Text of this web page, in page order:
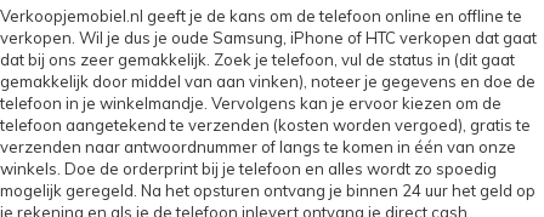
Verkoopjemobiel.nl geeft je de kans om de telefoon online en offline te
verkopen. Wil je dus je oude Samsung, iPhone of HTC verkopen dat gaat
dat bij ons zeer gemakkelijk. Zoek je telefoon, vul de status in (dit gaat
gemakkelijk door middel van aan vinken), noteer je gegevens en doe de
telefoon in je winkelmandje. Vervolgens kan je ervoor kiezen om de
telefoon aangetekend te verzenden (kosten worden vergoed), gratis te
verzenden naar antwoordnummer of langs te komen in één van onze
winkels. Doe de orderprint bij je telefoon en alles wordt zo spoedig
mogelijk geregeld. Na het opsturen ontvang je binnen 24 uur het geld op
je rekening en als je de telefoon inlevert ontvang je direct cash.